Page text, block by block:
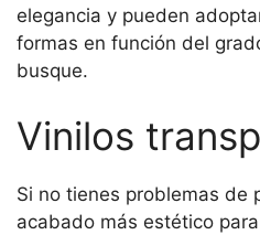
elegancia y pueden
formas en función del
busque.
Vinilos
Si no tienes problemas de
acabado más estético